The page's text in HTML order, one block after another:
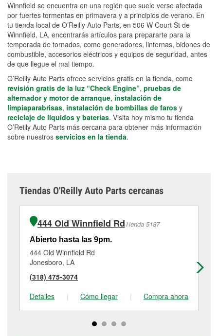
Winnfield se encuentra en una región que suele verse afectada
por fuertes tormentas en primavera y a principios de verano. En
tu tienda local de O’Reilly Auto Parts, en 506 W Court St de
Winnfield, LA, encontrarás artículos para prepararte para la
temporada de tornados, como generadores, linternas, bidones de
combustible, accesorios eléctricos y equipos de seguridad, antes
de que llegue el mal tiempo.
O’Reilly Auto Parts ofrece servicios gratis en la tienda, como
revisión gratis de la luz “Check Engine”, pruebas de
alternador y motor de arranque, instalación de
limpiaparabrisas, instalación de bombillas de faros y
reciclaje de líquidos y baterías. Visita hoy mismo tu tienda
O’Reilly Auto Parts más cercana para obtener más información
sobre nuestros servicios en la tienda.
Tiendas O'Reilly Auto Parts cercanas
444 Old Winnfield RdTienda 5187
Abierto hasta las 9pm.
444 Old Winnfield Rd
Jonesboro, LA
(318) 475-3074
Detalles
| Cómo llegar | Compra ahora